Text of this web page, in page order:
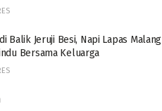
Balik Jeruji Besi, Napi Lapas Malang
Bersama Keluarga